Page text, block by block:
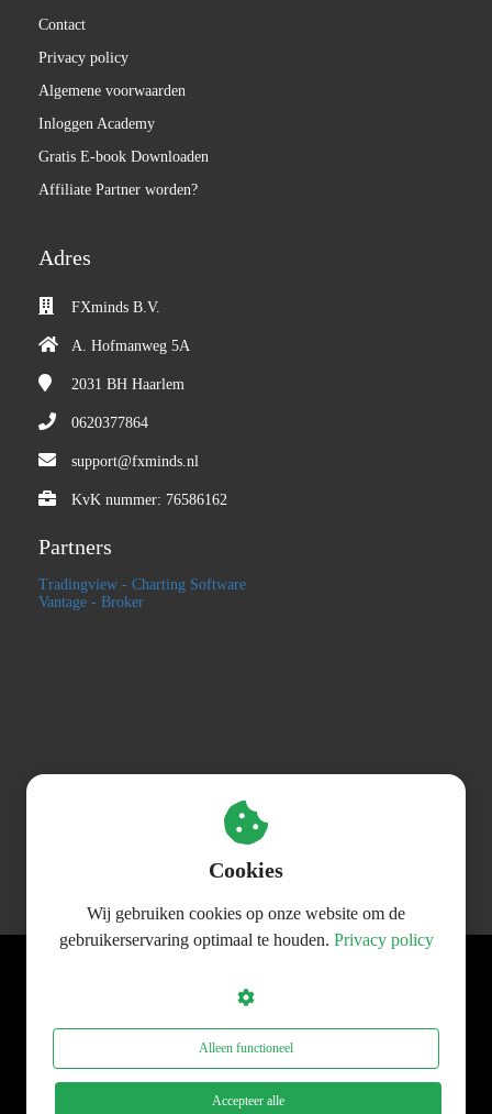
Contact
Privacy policy
Algemene voorwaarden
Inloggen Academy
Gratis E-book Downloaden
Affiliate Partner worden?
Adres
FXminds B.V.
A. Hofmanweg 5A
2031 BH Haarlem
0620377864
support@fxminds.nl
KvK nummer: 76586162
Partners
Tradingview - Charting Software
Vantage - Broker
Cookies
Wij gebruiken cookies op onze website om de
gebruikerservaring optimaal te houden. Privacy policy
Alleen functioneel
Accepteer alle